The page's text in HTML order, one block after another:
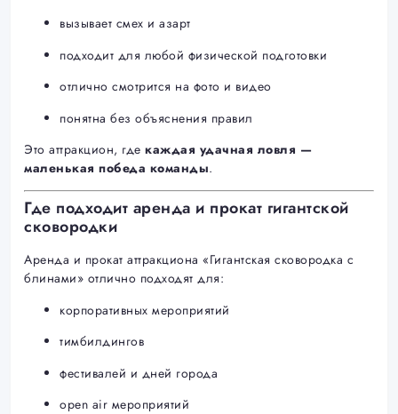
вызывает смех и азарт
подходит для любой физической подготовки
отлично смотрится на фото и видео
понятна без объяснения правил
Это аттракцион, где каждая удачная ловля —
маленькая победа команды.
Где подходит аренда и прокат гигантской
сковородки
Аренда и прокат аттракциона «Гигантская сковородка с
блинами» отлично подходят для:
корпоративных мероприятий
тимбилдингов
фестивалей и дней города
open air мероприятий